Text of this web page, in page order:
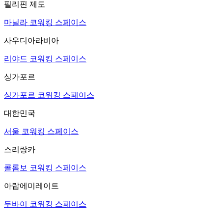
필리핀 제도
마닐라 코워킹 스페이스
사우디아라비아
리야드 코워킹 스페이스
싱가포르
싱가포르 코워킹 스페이스
대한민국
서울 코워킹 스페이스
스리랑카
콜롬보 코워킹 스페이스
아랍에미레이트
두바이 코워킹 스페이스